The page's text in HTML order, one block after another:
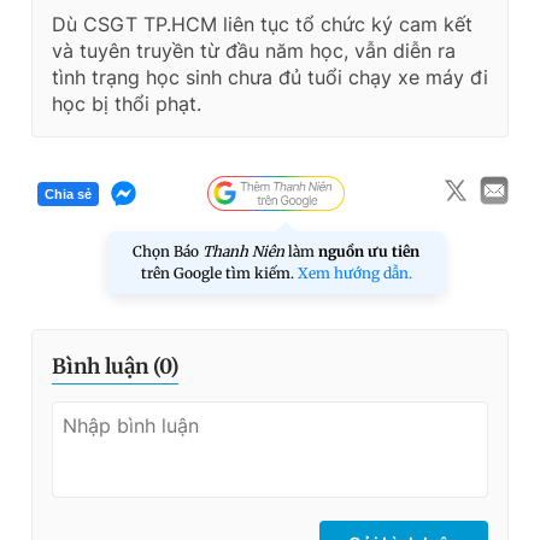
Dù CSGT TP.HCM liên tục tổ chức ký cam kết
và tuyên truyền từ đầu năm học, vẫn diễn ra
tình trạng học sinh chưa đủ tuổi chạy xe máy đi
học bị thổi phạt.
Chia sẻ
Chọn Báo Thanh Niên làm nguồn ưu tiên
trên Google tìm kiếm. Xem hướng dẫn.
Bình luận (0)